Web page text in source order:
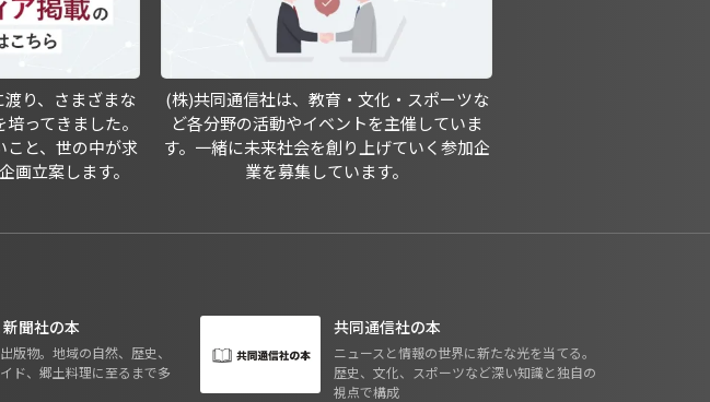
り、さまざまな
ってきました。
こと、世の中が求
画立案します。
(株)共同通信社は、教育・文化・スポーツな
ど各分野の活動やイベントを主催していま
す。一緒に未来社会を創り上げていく参加企
業を募集しています。
聞社の本
版物。地域の自然、歴史、
ド、郷土料理に至るまで多
共同通信社の本
ニュースと情報の世界に新たな光を当てる。
歴史、文化、スポーツなど深い知識と独自の
視点で構成